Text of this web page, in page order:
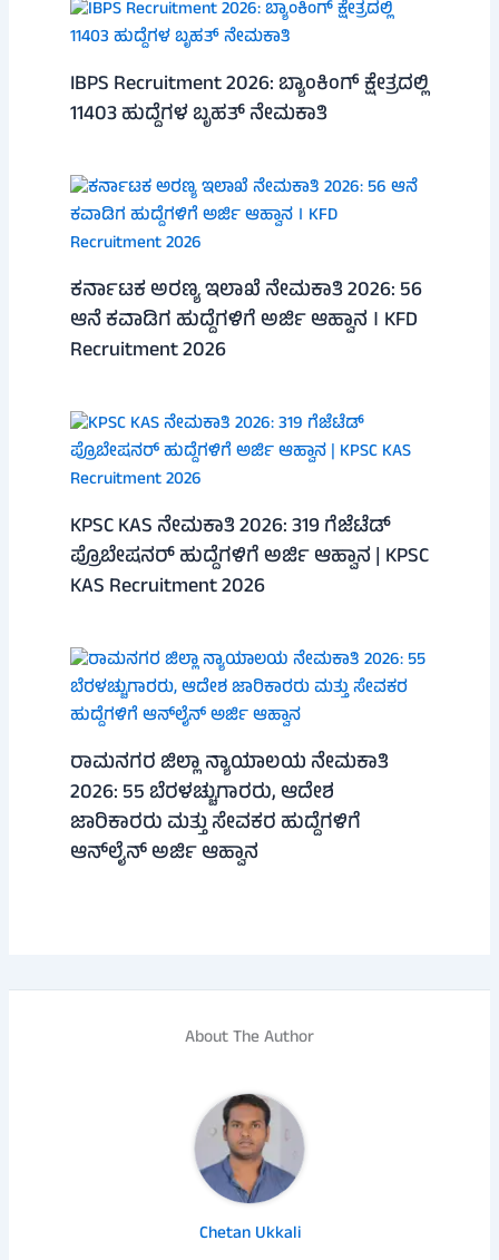
IBPS Recruitment 2026: ಬ್ಯಾಂಕಿಂಗ್ ಕ್ಷೇತ್ರದಲ್ಲಿ
11403 ಹುದ್ದೆಗಳ ಬೃಹತ್ ನೇಮಕಾತಿ
ಕರ್ನಾಟಕ ಅರಣ್ಯ ಇಲಾಖೆ ನೇಮಕಾತಿ 2026: 56
ಆನೆ ಕವಾಡಿಗ ಹುದ್ದೆಗಳಿಗೆ ಅರ್ಜಿ ಆಹ್ವಾನ । KFD
Recruitment 2026
KPSC KAS ನೇಮಕಾತಿ 2026: 319 ಗೆಜೆಟೆಡ್
ಪ್ರೊಬೇಷನರ್ ಹುದ್ದೆಗಳಿಗೆ ಅರ್ಜಿ ಆಹ್ವಾನ | KPSC
KAS Recruitment 2026
ರಾಮನಗರ ಜಿಲ್ಲಾ ನ್ಯಾಯಾಲಯ ನೇಮಕಾತಿ
2026: 55 ಬೆರಳಚ್ಚುಗಾರರು, ಆದೇಶ
ಜಾರಿಕಾರರು ಮತ್ತು ಸೇವಕರ ಹುದ್ದೆಗಳಿಗೆ
ಆನ್‌ಲೈನ್ ಅರ್ಜಿ ಆಹ್ವಾನ
About The Author
Chetan Ukkali